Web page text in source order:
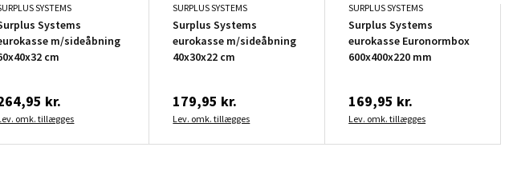
SYSTEMS
Systems
m/sideåbning
cm
kr.
omk. tillægges
SURPLUS SYSTEMS
Surplus Systems
eurokasse m/sideåbning
40x30x22 cm
179,95 kr.
Lev. omk. tillægges
SURPLUS SYSTEMS
Surplus Systems
eurokasse Euronormbox
600x400x220 mm
169,95 kr.
Lev. omk. tillægges